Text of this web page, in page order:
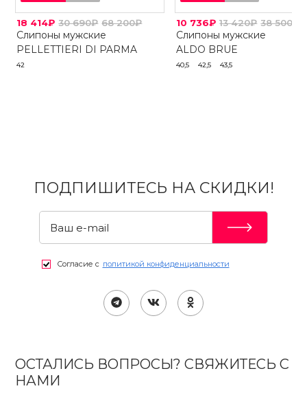
18 414₽ 30 690₽ 68 200₽
Слипоны мужские
PELLETTIERI DI PARMA
42
10 736₽ 13 420₽ 38 500₽
Слипоны мужские
ALDO BRUE
40,5 42,5 43,5
ПОДПИШИТЕСЬ НА СКИДКИ!
Согласие с политикой конфиденциальности
ОСТАЛИСЬ ВОПРОСЫ? СВЯЖИТЕСЬ С
НАМИ